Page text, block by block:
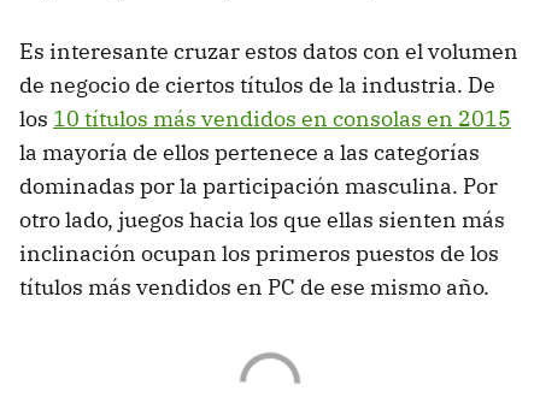
Es interesante cruzar estos datos con el volumen
de negocio de ciertos títulos de la industria. De
los 10 títulos más vendidos en consolas en 2015
la mayoría de ellos pertenece a las categorías
dominadas por la participación masculina. Por
otro lado, juegos hacia los que ellas sienten más
inclinación ocupan los primeros puestos de los
títulos más vendidos en PC de ese mismo año.